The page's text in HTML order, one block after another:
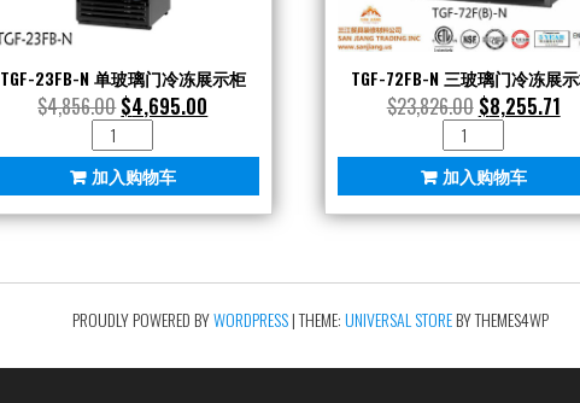
TGF-23FB-N 单玻璃门冷冻展示柜
$4,856.00$4,695.00
TGF-
23FB-
N
单
玻
冻
示
加入购物车
TGF-72FB-N 三玻璃门冷冻展
$23,826.00 $8,255.71
TGF-
72FB-
N
三
玻
冻
示
加入购物车
PROUDLY POWERED BYWORDPRESS |THEME:UNIVERSAL STOREBY THEMES4WP